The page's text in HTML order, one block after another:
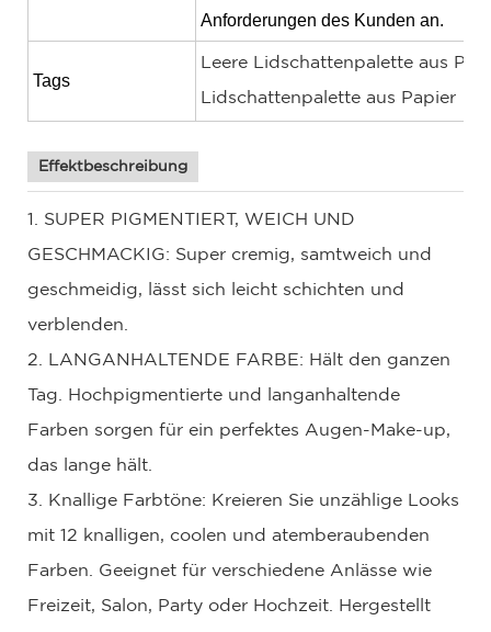
Anforderungen des Kunden an.
Tags
Leere Lidschattenpalette aus
Lidschattenpalette aus Papier
Effektbeschreibung
1. SUPER PIGMENTIERT, WEICH UND
GESCHMACKIG: Super cremig, samtweich und
geschmeidig, lässt sich leicht schichten und
verblenden.
2. LANGANHALTENDE FARBE: Hält den ganzen
Tag. Hochpigmentierte und langanhaltende
Farben sorgen für ein perfektes Augen-Make-up,
das lange hält.
3. Knallige Farbtöne: Kreieren Sie unzählige Looks
mit 12 knalligen, coolen und atemberaubenden
Farben. Geeignet für verschiedene Anlässe wie
Freizeit, Salon, Party oder Hochzeit. Hergestellt